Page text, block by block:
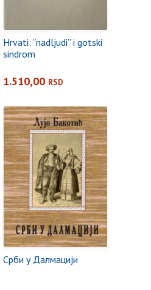
Hrvati: “nadljudi” i gotski
sindrom
1.510,00 RSD
Срби у Далмацији